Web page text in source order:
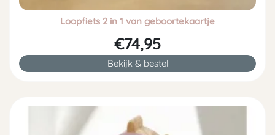
Loopfiets 2 in 1 van geboortekaartje
€74,95
Bekijk & bestel